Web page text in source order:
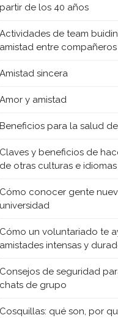
partir de los 40 años
Actividades de team
amistad entre compañeros
Amistad sincera
Amor y amistad
Beneficios para la salud
Claves y beneficios de
de otras culturas e idiomas
Cómo conocer gente
universidad
Cómo un voluntariado te
amistades intensas y
Consejos de seguridad
chats de grupo
Cosquillas: qué son, por